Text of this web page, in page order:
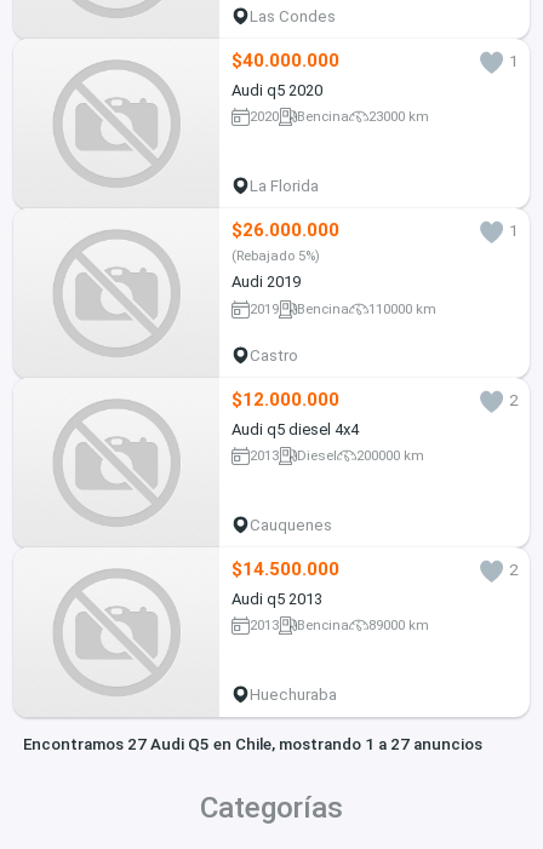
Las Condes
$40.000.000
1
Audi q5 2020
2020 Bencina 23000 km
La Florida
$26.000.000 1
(Rebajado 5%)
Audi 2019
2019 Bencina 110000 km
Castro
$12.000.000
2
Audi q5 diesel 4x4
2013 Diesel 200000 km
Cauquenes
$14.500.000
2
Audi q5 2013
2013 Bencina 89000 km
Huechuraba
Encontramos 27 Audi Q5 en Chile, mostrando 1 a 27 anuncios
Categorías